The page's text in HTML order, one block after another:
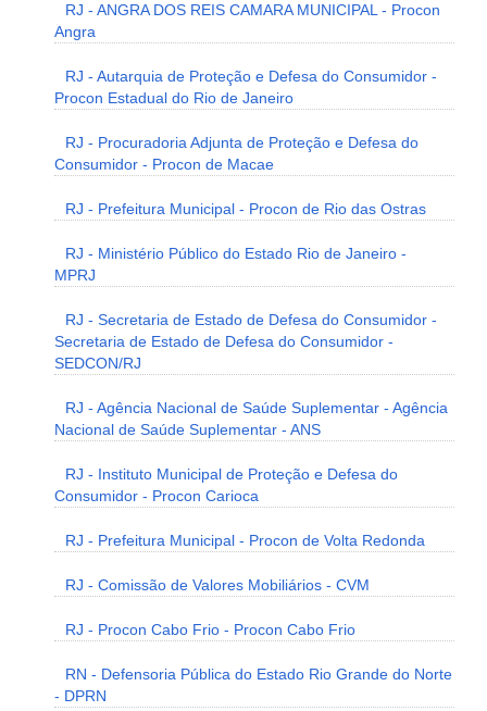
RJ - ANGRA DOS REIS CAMARA MUNICIPAL - Procon
Angra
RJ - Autarquia de Proteção e Defesa do Consumidor -
Procon Estadual do Rio de Janeiro
RJ - Procuradoria Adjunta de Proteção e Defesa do
Consumidor - Procon de Macae
RJ - Prefeitura Municipal - Procon de Rio das Ostras
RJ - Ministério Público do Estado Rio de Janeiro -
MPRJ
RJ - Secretaria de Estado de Defesa do Consumidor -
Secretaria de Estado de Defesa do Consumidor -
SEDCON/RJ
RJ - Agência Nacional de Saúde Suplementar - Agência
Nacional de Saúde Suplementar - ANS
RJ - Instituto Municipal de Proteção e Defesa do
Consumidor - Procon Carioca
RJ - Prefeitura Municipal - Procon de Volta Redonda
RJ - Comissão de Valores Mobiliários - CVM
RJ - Procon Cabo Frio - Procon Cabo Frio
RN - Defensoria Pública do Estado Rio Grande do Norte
- DPRN